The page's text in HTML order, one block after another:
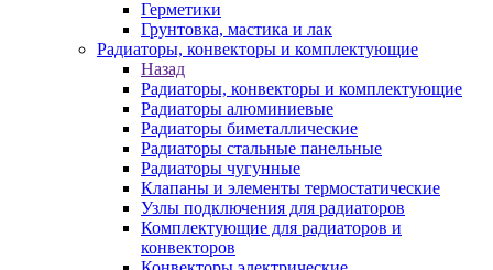
Герметики
Грунтовка, мастика и лак
Радиаторы, конвекторы и комплектующие
Назад
Радиаторы, конвекторы и комплектующие
Радиаторы алюминиевые
Радиаторы биметаллические
Радиаторы стальные панельные
Радиаторы чугунные
Клапаны и элементы термостатические
Узлы подключения для радиаторов
Комплектующие для радиаторов и
конвекторов